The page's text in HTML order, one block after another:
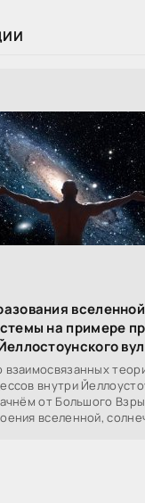
на примере
внутри
от Большого
вселенной,